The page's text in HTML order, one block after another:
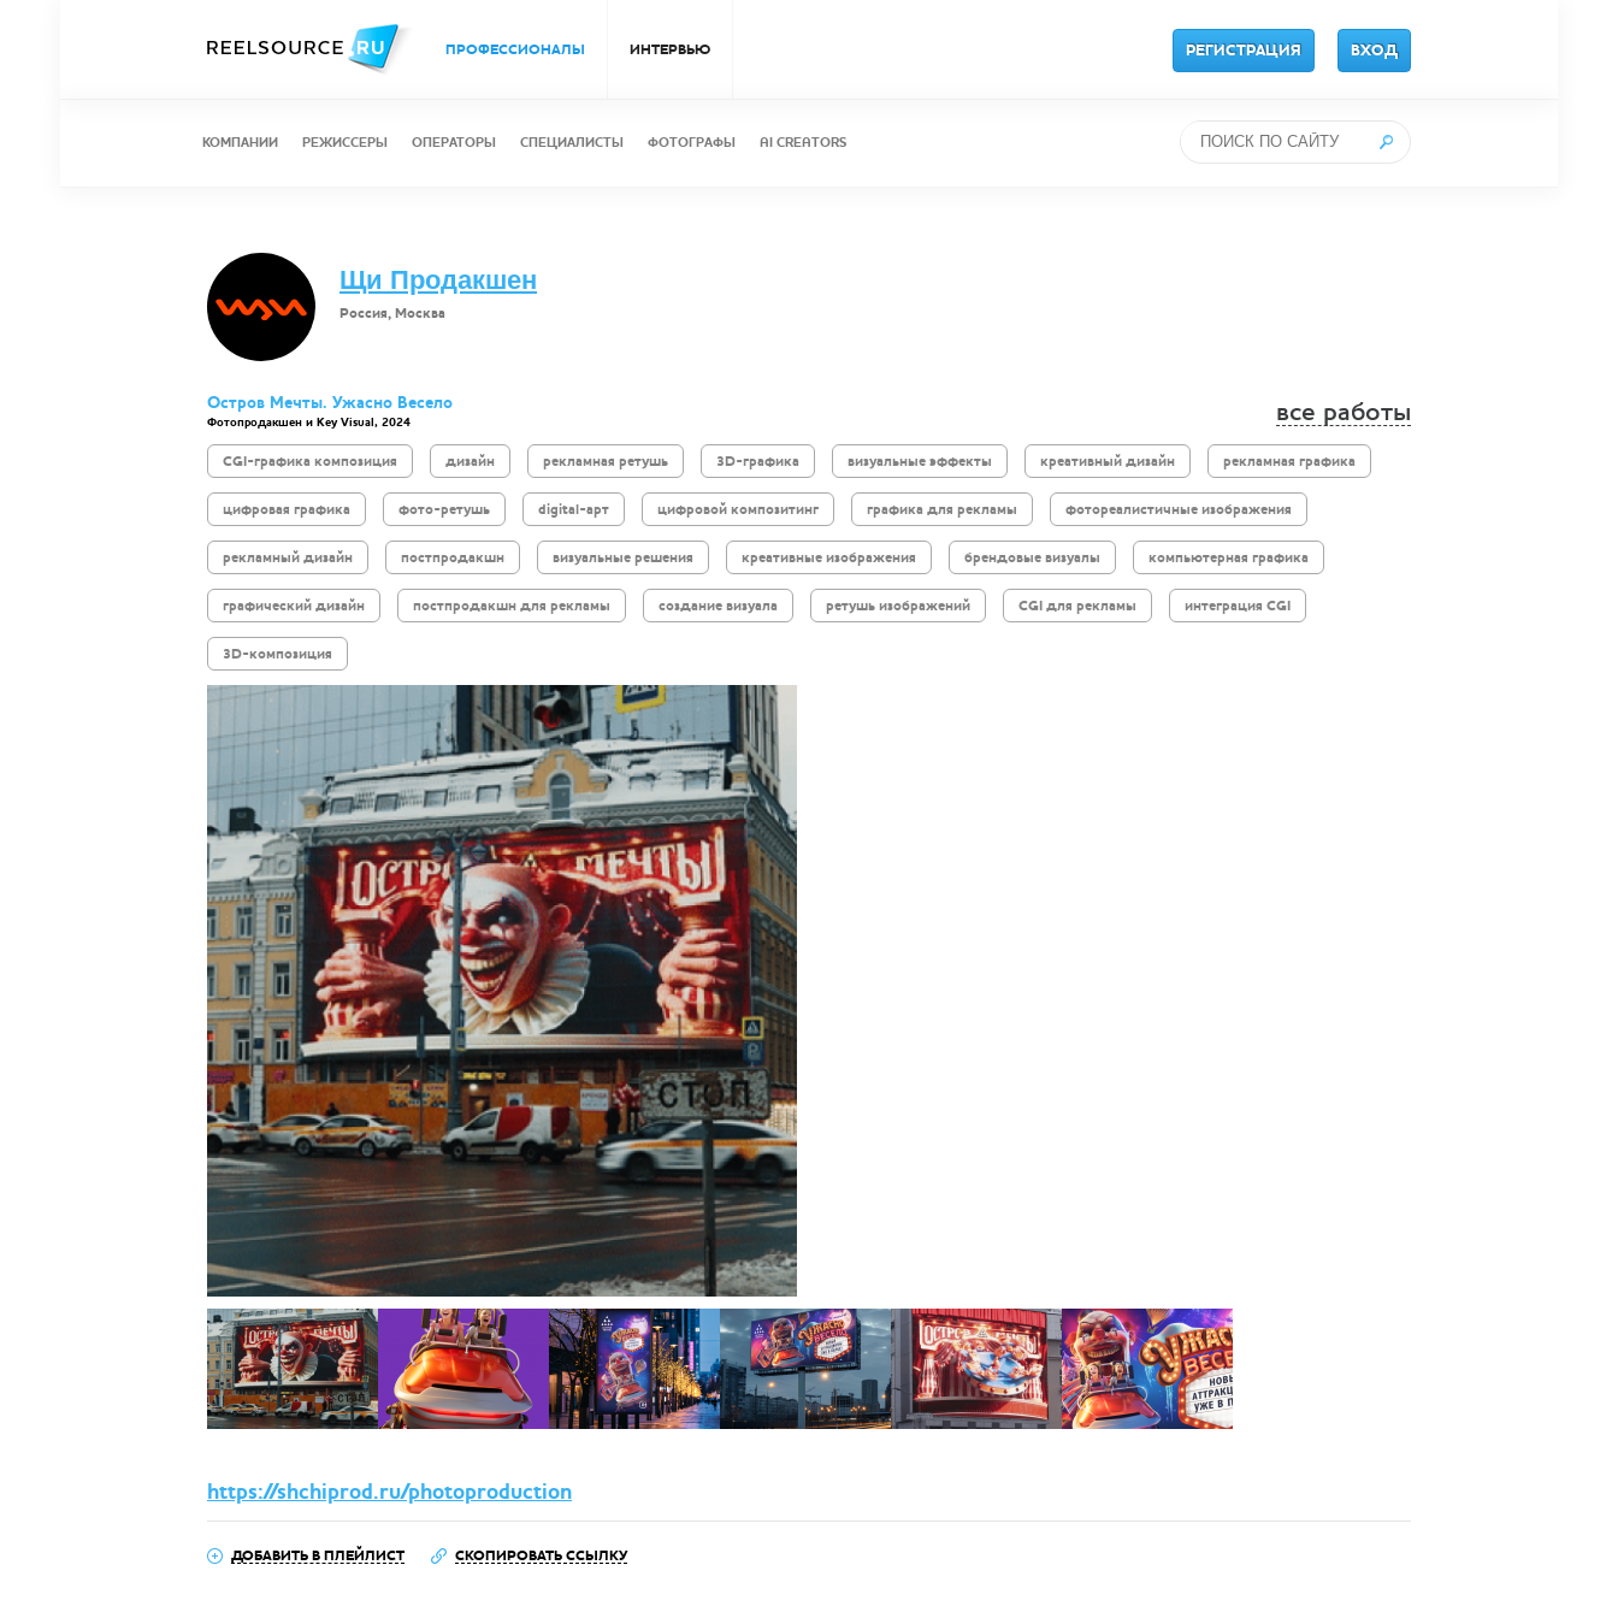
ПРОФЕССИОНАЛЫ ИНТЕРВЬЮ РЕГИСТРАЦИЯ ВХОД
КОМПАНИИ РЕЖИССЕРЫ ОПЕРАТОРЫ СПЕЦИАЛИСТЫ ФОТОГРАФЫ AI CREATORS
Щи Продакшен
Россия, Москва
Остров Мечты. Ужасно Весело все работы
Фотопродакшен и Key Visual, 2024
CGI-графика композиция дизайн рекламная ретушь 3D-графика визуальные эффекты креативный дизайн рекламная графика
цифровая графика фото-ретушь digital-арт цифровой композитинг графика для рекламы фотореалистичные изображения
рекламный дизайн постпродакшн визуальные решения креативные изображения брендовые визуалы компьютерная графика
графический дизайн постпродакшн для рекламы создание визуала ретушь изображений CGI для рекламы интеграция CGI
3D-композиция
https://shchiprod.ru/photoproduction
ДОБАВИТЬ В ПЛЕЙЛИСТ СКОПИРОВАТЬ ССЫЛКУ